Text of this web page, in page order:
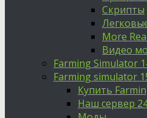
Скрипты
More
Видео
Farming Simulator
Farming simulator
Купить
Наш сервер